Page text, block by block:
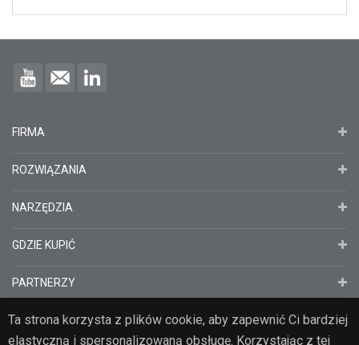
Ta strona korzysta z plików cookie, aby zapewnić Ci bardziej
elastyczną i spersonalizowaną obsługę. Korzystając z tej
FIRMA
ROZWIĄZANIA
NARZĘDZIA
GDZIE KUPIĆ
PARTNERZY